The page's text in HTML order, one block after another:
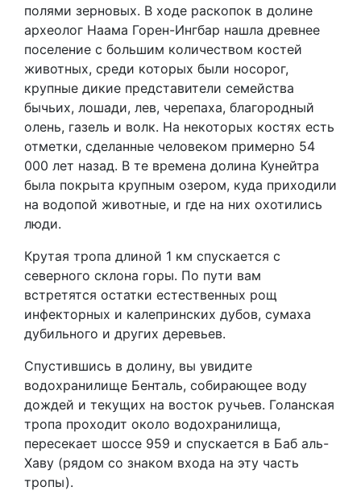
полями зерновых. В ходе раскопок в долине
археолог Наама Горен-Ингбар нашла древнее
поселение с большим количеством костей
животных, среди которых были носорог,
крупные дикие представители семейства
бычьих, лошади, лев, черепаха, благородный
олень, газель и волк. На некоторых костях есть
отметки, сделанные человеком примерно 54
000 лет назад. В те времена долина Кунейтра
была покрыта крупным озером, куда приходили
на водопой животные, и где на них охотились
люди.
Крутая тропа длиной 1 км спускается с
северного склона горы. По пути вам
встретятся остатки естественных рощ
инфекторных и калепринских дубов, сумаха
дубильного и других деревьев.
Спустившись в долину, вы увидите
водохранилище Бенталь, собирающее воду
дождей и текущих на восток ручьев. Голанская
тропа проходит около водохранилища,
пересекает шоссе 959 и спускается в Баб аль-
Хаву (рядом со знаком входа на эту часть
тропы).